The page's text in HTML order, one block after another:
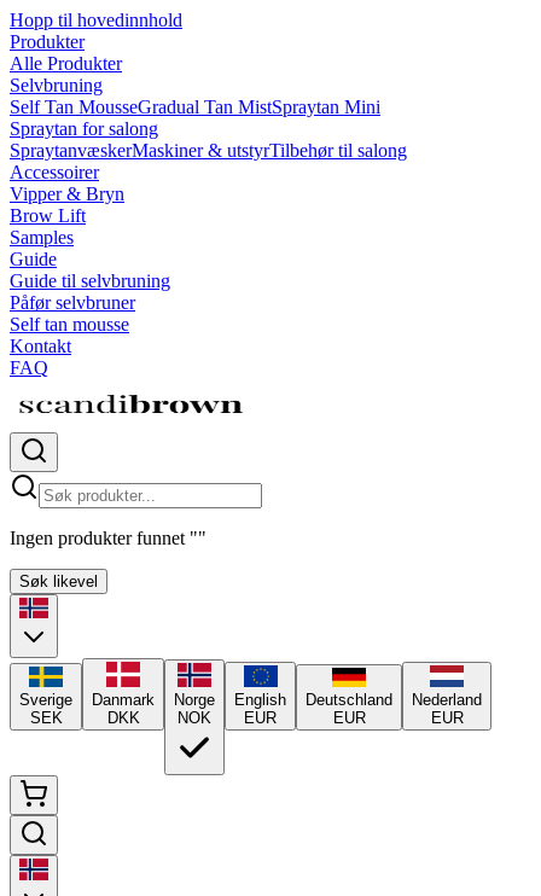
Hopp til hovedinnhold
Produkter
Alle Produkter
Selvbruning
Self Tan MousseGradual Tan MistSpraytan Mini
Spraytan for salong
SpraytanvæskerMaskiner & utstyrTilbehør til salong
Accessoirer
Vipper & Bryn
Brow Lift
Samples
Guide
Guide til selvbruning
Påfør selvbruner
Self tan mousse
Kontakt
FAQ
Ingen produkter funnet ""
Søk likevel
Sverige
SEK
Danmark
DKK
Norge
NOK
English
EUR
Deutschland
EUR
Nederland
EUR